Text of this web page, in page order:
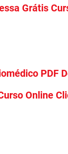
Grátis
PDF
Online